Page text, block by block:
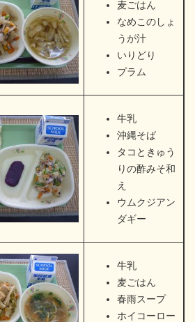
麦ごはん
なめこのしょ
うが汁
いりどり
プラム
牛乳
沖縄そば
タコときゅう
りの酢みそ和
え
ウムクジアン
ダギー
​牛乳
麦ごはん
春雨スープ
ホイコーロー